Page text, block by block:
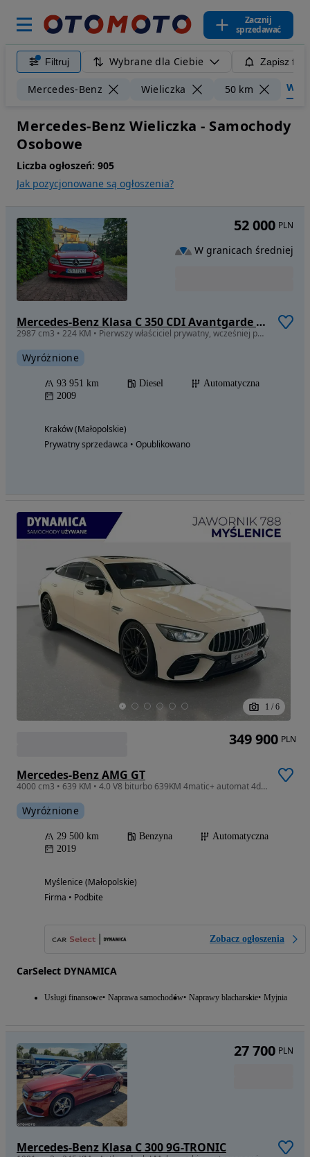
Zacznij
sprzedawać
Filtruj Wybrane dla Ciebie Zapisz
Mercedes-Benz Wieliczka 50 km
Mercedes-Benz Wieliczka - Samochody
Osobowe
Liczba ogłoszeń: 905
Jak pozycjonowane są ogłoszenia?
Mercedes-Benz Klasa C 350 CDI Avantgarde 4-Matic
2987 cm3 • 224 KM • Pierwszy właściciel prywatny, wcześniej pojazd demonstracyjny dealera.
Wyróżnione
93 951 km Diesel
Automatyczna
2009
Kraków (Małopolskie)
Prywatny sprzedawca • Opublikowano
52 000 PLN
W granicach średniej
1 / 6
Mercedes-Benz AMG GT
4000 cm3 • 639 KM • 4.0 V8 biturbo 639KM 4matic+ automat 4door 2019 r. Niski przebieg
Wyróżnione
29 500 km Benzyna
Automatyczna
2019
Myślenice (Małopolskie)
Firma • Podbite
Zobacz ogłoszenia
CarSelect DYNAMICA
Usługi finansowe Naprawa samochodów Naprawy blacharskie Myjnia
349 900 PLN
Mercedes-Benz Klasa C 300 9G-TRONIC
27 700 PLN